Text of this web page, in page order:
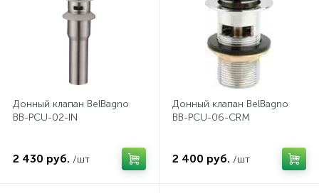
Донный клапан BelBagno
BB-PCU-02-IN
2 430 руб. /шт
Донный клапан BelBagno
BB-PCU-06-CRM
2 400 руб. /шт